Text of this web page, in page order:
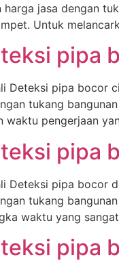
harga jasa dengan
Untuk
pipa
Deteksi pipa bocor
tukang
waktu pengerjaan
pipa
Deteksi pipa bocor
tukang
waktu yang
pipa